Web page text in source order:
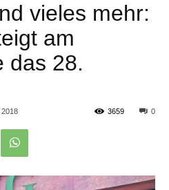
vieles mehr:
am
das 28.
0
3659